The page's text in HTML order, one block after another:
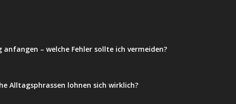
anfangen – welche Fehler sollte ich vermeiden?
Alltagsphrassen lohnen sich wirklich?